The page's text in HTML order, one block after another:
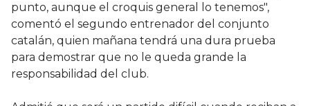
punto, aunque el croquis general lo tenemos",
comentó el segundo entrenador del conjunto
catalán, quien mañana tendrá una dura prueba
para demostrar que no le queda grande la
responsabilidad del club.